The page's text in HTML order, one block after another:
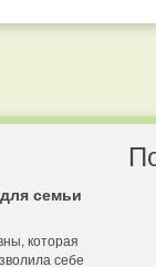
семьи
которая
себе